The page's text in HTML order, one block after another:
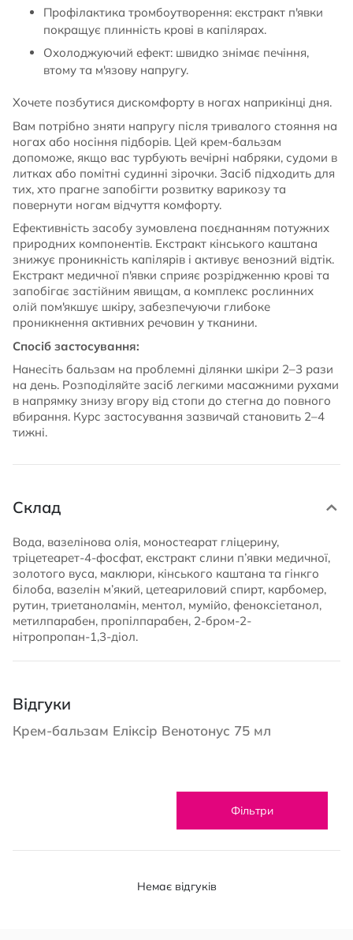
Профілактика тромбоутворення: екстракт п'явки
покращує плинність крові в капілярах.
Охолоджуючий ефект: швидко знімає печіння,
втому та м'язову напругу.
Хочете позбутися дискомфорту в ногах наприкінці дня.
Вам потрібно зняти напругу після тривалого стояння на
ногах або носіння підборів. Цей крем-бальзам
допоможе, якщо вас турбують вечірні набряки, судоми в
литках або помітні судинні зірочки. Засіб підходить для
тих, хто прагне запобігти розвитку варикозу та
повернути ногам відчуття комфорту.
Ефективність засобу зумовлена поєднанням потужних
природних компонентів. Екстракт кінського каштана
знижує проникність капілярів і активує венозний відтік.
Екстракт медичної п'явки сприяє розрідженню крові та
запобігає застійним явищам, а комплекс рослинних
олій пом'якшує шкіру, забезпечуючи глибоке
проникнення активних речовин у тканини.
Спосіб застосування:
Нанесіть бальзам на проблемні ділянки шкіри 2–3 рази
на день. Розподіляйте засіб легкими масажними рухами
в напрямку знизу вгору від стопи до стегна до повного
вбирання. Курс застосування зазвичай становить 2–4
тижні.
Склад
Вода, вазелінова олія, моностеарат гліцерину,
тріцетеарет-4-фосфат, екстракт слини п’явки медичної,
золотого вуса, маклюри, кінського каштана та гінкго
білоба, вазелін м’який, цетеариловий спирт, карбомер,
рутин, триетаноламін, ментол, мумійо, феноксіетанол,
метилпарабен, пропілпарабен, 2-бром-2-
нітропропан-1,3-діол.
Відгуки
Крем-бальзам Еліксір Венотонус 75 мл
Фільтри
Немає відгуків